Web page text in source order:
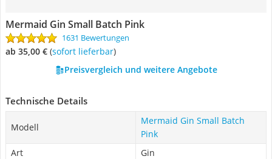
Mermaid Gin Small Batch Pink
1631 Bewertungen
ab 35,00 € ( Sofort lieferbar)
Preisvergleich und weitere Angebote
Technische Details
Modell
Mermaid Gin Small Batch
Pink
Art
Gin